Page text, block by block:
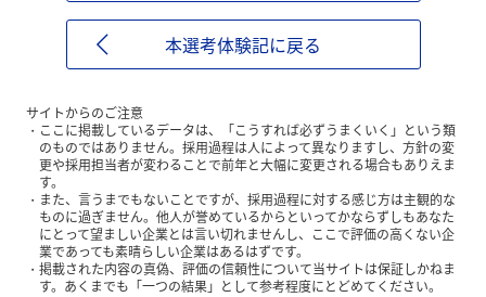
本選考体験記に戻る
サイトからのご注意
ここに掲載しているデータは、「こうすれば必ずうまくいく」という類
のものではありません。採用過程は人によって異なりますし、方針の変
更や採用担当者が変わることで前年と大幅に変更される場合もありえま
す。
また、言うまでもないことですが、採用過程に対する感じ方は主観的な
ものに過ぎません。他人が誉めているからといってかならずしもあなた
にとって望ましい企業とは言い切れませんし、ここで評価の高くない企
業であっても素晴らしい企業はあるはずです。
掲載された内容の真偽、評価の信頼性について当サイトは保証しかねま
す。あくまでも「一つの結果」として参考程度にとどめてください。